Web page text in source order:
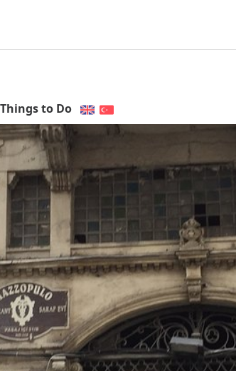
Things to Do